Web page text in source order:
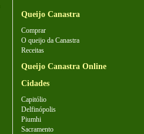
Queijo Canastra
Comprar
O queijo da Canastra
Receitas
Queijo Canastra Online
Cidades
Capitólio
Delfinópolis
Piumhi
Sacramento